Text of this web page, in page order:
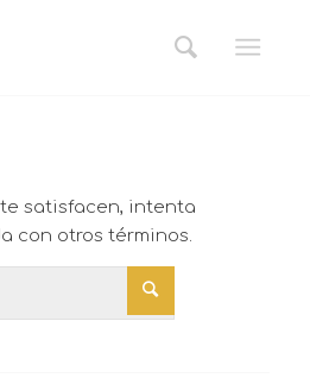
satisfacen, intenta
con otros términos.